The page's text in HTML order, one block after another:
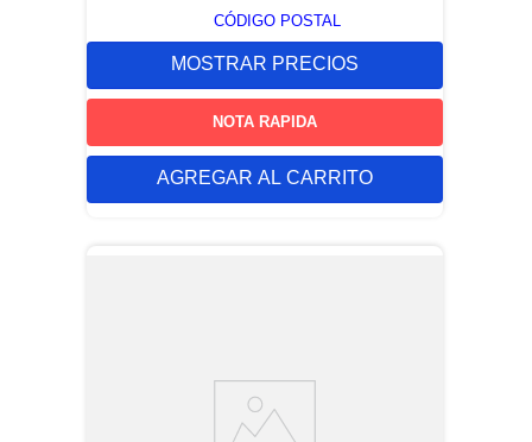
CÓDIGO POSTAL
MOSTRAR PRECIOS
NOTA RAPIDA
AGREGAR AL CARRITO